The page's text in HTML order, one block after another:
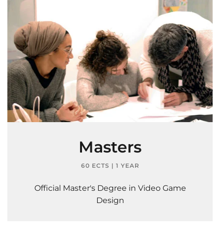
Masters
60 ECTS | 1 YEAR
Official Master's Degree in Video Game
Design